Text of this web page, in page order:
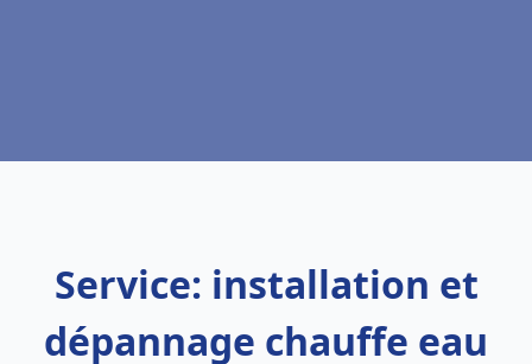
Service: installation et
dépannage chauffe eau